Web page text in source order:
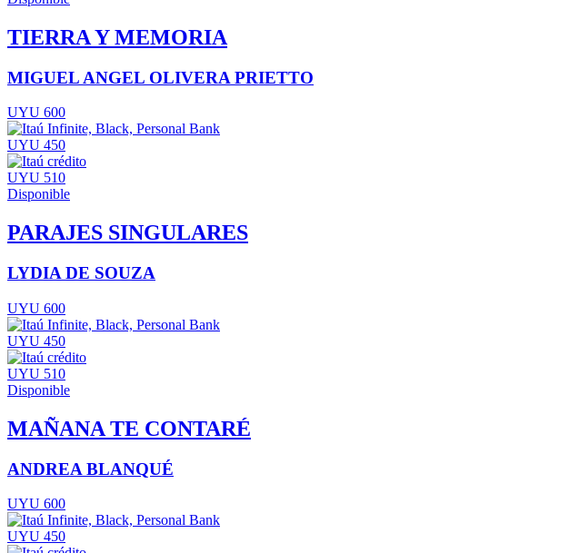
TIERRA Y MEMORIA
MIGUEL ANGEL OLIVERA PRIETTO
UYU 600
UYU 450
UYU 510
Disponible
PARAJES SINGULARES
LYDIA DE SOUZA
UYU 600
UYU 450
UYU 510
Disponible
MAÑANA TE CONTARÉ
ANDREA BLANQUÉ
UYU 600
UYU 450